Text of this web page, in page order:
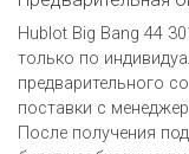
Hublot Big Bang 44
только по
предварительного
поставки с
После получения